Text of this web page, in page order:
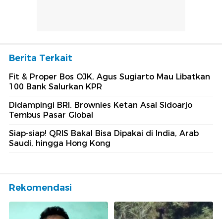
Berita Terkait
Fit & Proper Bos OJK, Agus Sugiarto Mau Libatkan
100 Bank Salurkan KPR
Didampingi BRI, Brownies Ketan Asal Sidoarjo
Tembus Pasar Global
Siap-siap! QRIS Bakal Bisa Dipakai di India, Arab
Saudi, hingga Hong Kong
Rekomendasi